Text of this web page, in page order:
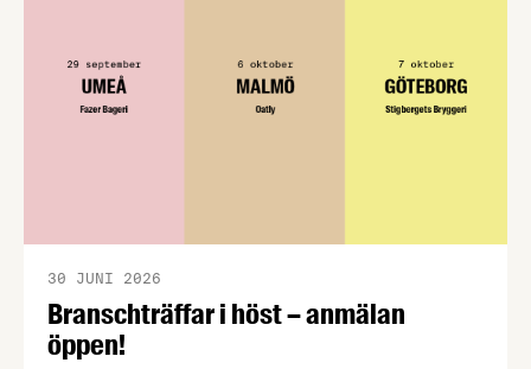
Branschträffar i höst – anmälan
öppen!
30 JUNI 2026